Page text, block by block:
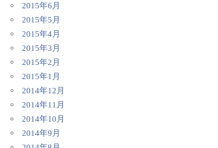
2015年6月
2015年5月
2015年4月
2015年3月
2015年2月
2015年1月
2014年12月
2014年11月
2014年10月
2014年9月